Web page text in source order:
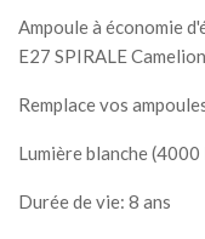
Ampoule à économie
E27 SPIRALE Camelion
Remplace vos
Lumière blanche
Durée de vie: 8 ans